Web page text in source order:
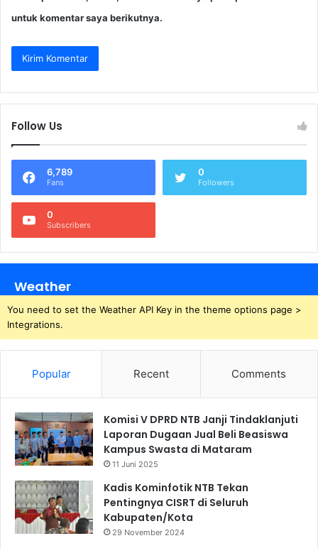
untuk komentar saya berikutnya.
Follow Us
6,789
Fans
0
Followers
0
Subscribers
Weather
You need to set the Weather API Key in the theme options page >
Integrations.
Popular Recent Comments
Komisi V DPRD NTB Janji Tindaklanjuti
Laporan Dugaan Jual Beli Beasiswa
Kampus Swasta di Mataram
11 Juni 2025
Kadis Kominfotik NTB Tekan
Pentingnya CISRT di Seluruh
Kabupaten/Kota
29 November 2024